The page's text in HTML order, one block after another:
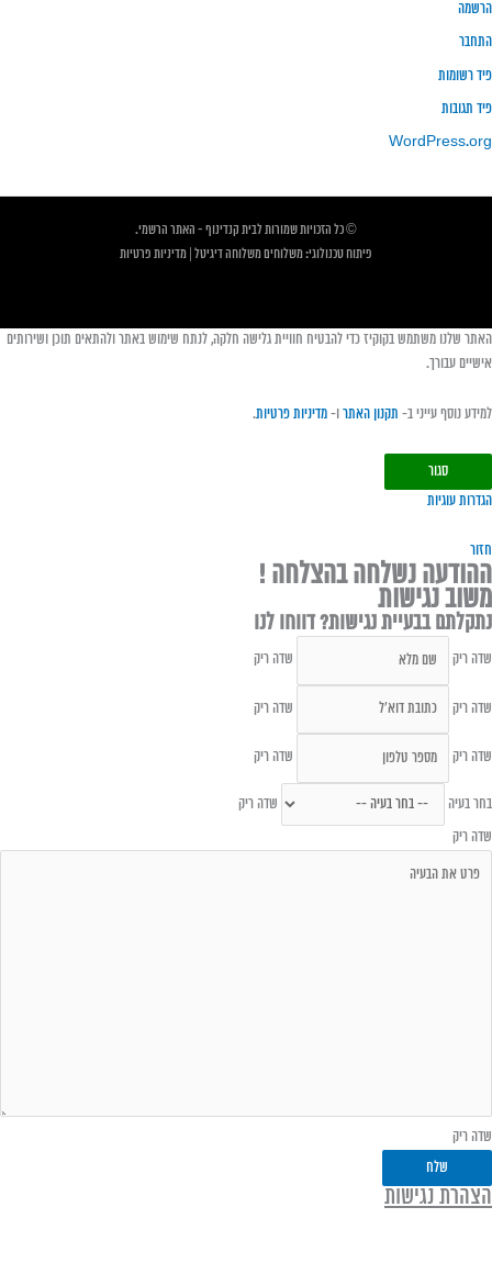
הרשמה
התחבר
פיד רשומות
פיד תגובות
WordPress.org
© כל הזכויות שמורות לבית קנדינוף - האתר הרשמי.
פיתוח טכנולוגי:משלוחיםמשלוחה דיגיטל מדיניות פרטיות
האתר שלנו משתמש בקוקיז כדי להבטיח חוויית גלישה חלקה, לנתח שימוש באתר ולהתאים תוכן ושירותים
אישיים עבורך.
למידע נוסף עייני ב- תקנון האתר ו- מדיניות פרטיות.
סגור
הגדרות עוגיות
חזור
ההודעה נשלחה בהצלחה !
משוב נגישות
נתקלתם בבעיית נגישות? דווחו לנו
שדה ריק שדה ריק
שדה ריק שדה ריק
שדה ריק שדה ריק
בחר בעיה שדה ריק
שדה ריק
שדה ריק
שלח
הצהרת נגישות